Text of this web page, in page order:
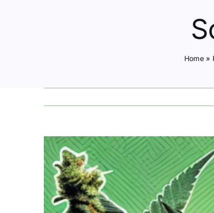
Home»
Zeige
grösseres
Bild